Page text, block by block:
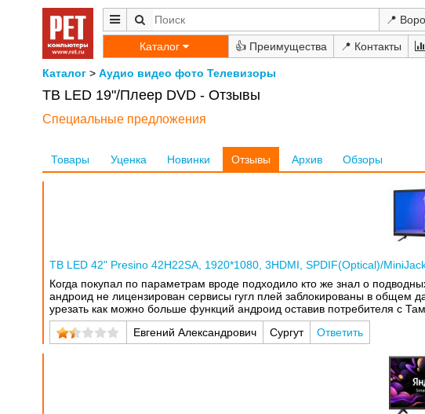
📍
Каталог 👍 📍
Каталог> Аудио видео фото Телевизоры
ТВ LED 19"/Плеер DVD - Отзывы
Специальные предложения
Товары Уценка Новинки Отзывы Архив Обзоры
ТВ LED 42" Presino 42H22SA, 1920*1080, 3HDMI, SPDIF(Optical)/
Когда покупал по параметрам вроде подходило кто же знал о
андроид не лицензирован сервисы гугл плей заблокированы в общем
урезать как можно больше функций андроид оставив потребителя с
Евгений Александрович Сургут Ответить